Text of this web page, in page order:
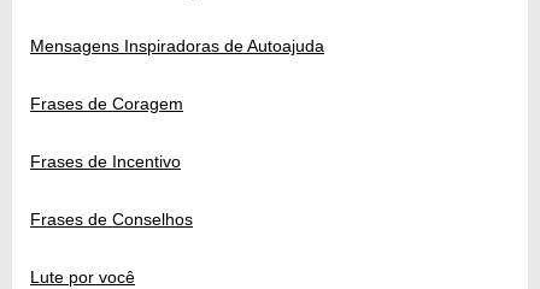
Mensagens Inspiradoras de Autoajuda
Frases de Coragem
Frases de Incentivo
Frases de Conselhos
Lute por você